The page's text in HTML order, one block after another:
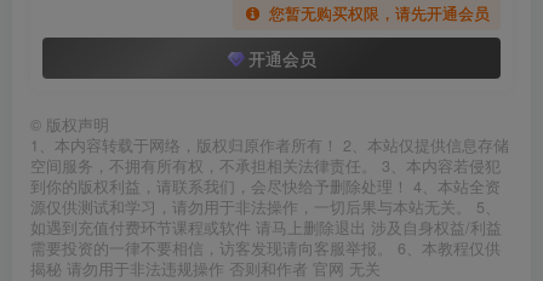
您暂无购买权限，请先开通会员
开通会员
© 版权声明
1、本内容转载于网络，版权归原作者所有！ 2、本站仅提供信息存储
空间服务，不拥有所有权，不承担相关法律责任。 3、本内容若侵犯
到你的版权利益，请联系我们，会尽快给予删除处理！ 4、本站全资
源仅供测试和学习，请勿用于非法操作，一切后果与本站无关。 5、
如遇到充值付费环节课程或软件 请马上删除退出 涉及自身权益/利益
需要投资的一律不要相信，访客发现请向客服举报。 6、本教程仅供
揭秘 请勿用于非法违规操作 否则和作者 官网 无关